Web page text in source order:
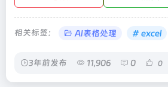
相关标签： AI表格处理 # excel
3年前发布 11,906 0 0